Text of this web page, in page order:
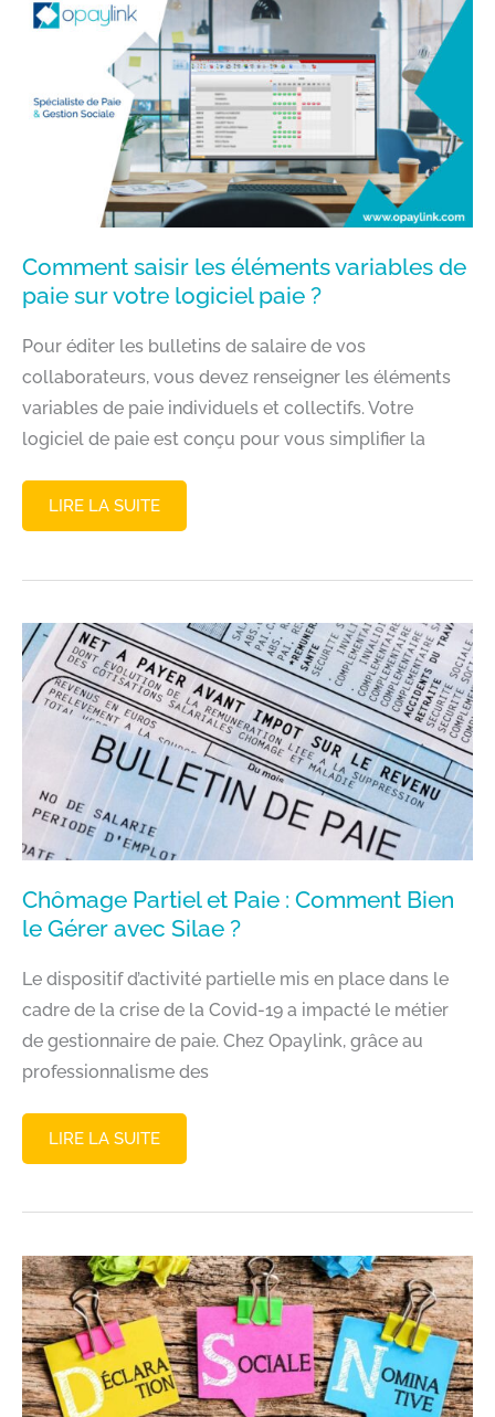
:
OBJECTIFS,
MÉTHODES,
Comment saisir les éléments variables de
paie sur votre logiciel paie ?
Pour éditer les bulletins de salaire de vos
collaborateurs, vous devez renseigner les éléments
variables de paie individuels et collectifs. Votre
logiciel de paie est conçu pour vous simplifier la
COMMENT
SAISIR
ÉLÉMENTS
DE
PAIE
SUR
VOTRE
LOGICIEL
LIRE LA SUITE
Chômage Partiel et Paie : Comment Bien
le Gérer avec Silae ?
Le dispositif d’activité partielle mis en place dans le
cadre de la crise de la Covid-19 a impacté le métier
de gestionnaire de paie. Chez Opaylink, grâce au
professionnalisme des
CHÔMAGE
PARTIEL
PAIE
COMMENT
BIEN
LE
GÉRER
AVEC
SILAE
?
LIRE LA SUITE